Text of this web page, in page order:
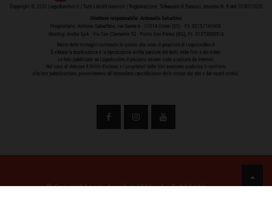
© Copyright Logudorolive 2024 | Pubblicità